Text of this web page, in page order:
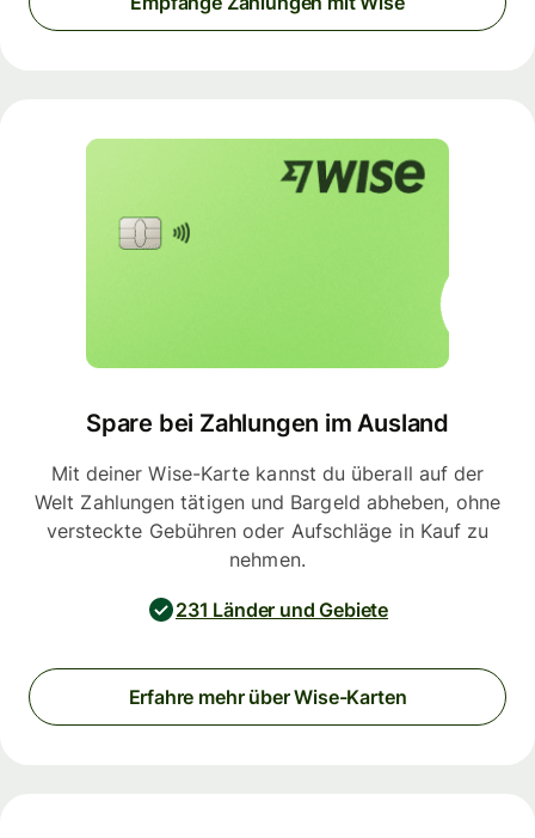
Spare bei Zahlungen im Ausland
Mit deiner Wise-Karte kannst du überall auf der
Welt Zahlungen tätigen und Bargeld abheben, ohne
versteckte Gebühren oder Aufschläge in Kauf zu
nehmen.
231 Länder und Gebiete
Erfahre mehr über Wise-Karten